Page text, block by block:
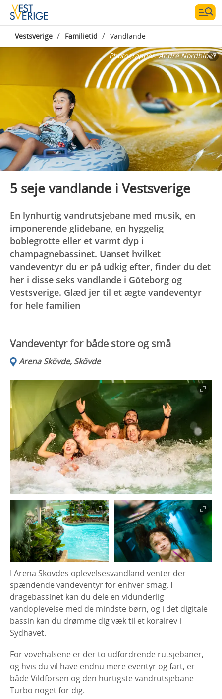
Vestsverige / Familietid / Vandlande
Photographer:André Nordblom
5 seje vandlande i Vestsverige
En lynhurtig vandrutsjebane med musik, en
imponerende glidebane, en hyggelig
boblegrotte eller et varmt dyp i
champagnebassinet. Uanset hvilket
vandeventyr du er på udkig efter, finder du det
her i disse seks vandlande i Göteborg og
Vestsverige. Glæd jer til et ægte vandeventyr
for hele familien
Vandeventyr for både store og små
Arena Skövde, Skövde
I Arena Skövdes oplevelsesvandland venter der
spændende vandeventyr for enhver smag. I
dragebassinet kan du dele en vidunderlig
vandoplevelse med de mindste børn, og i det digitale
bassin kan du drømme dig væk til et koralrev i
Sydhavet.
For vovehalsene er der to udfordrende rutsjebaner,
og hvis du vil have endnu mere eventyr og fart, er
både Vildforsen og den hurtigste vandrutsjebane
Turbo noget for dig.